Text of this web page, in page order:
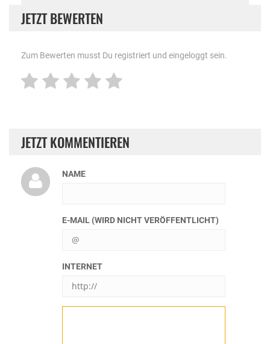
JETZT BEWERTEN
Zum Bewerten musst Du registriert und eingeloggt sein.
JETZT KOMMENTIEREN
NAME
E-MAIL (WIRD NICHT VERÖFFENTLICHT)
INTERNET